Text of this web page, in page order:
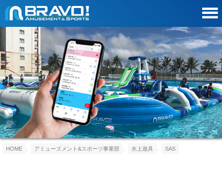
HOME アミューズメント&スポーツ事業部 水上遊具 SAS